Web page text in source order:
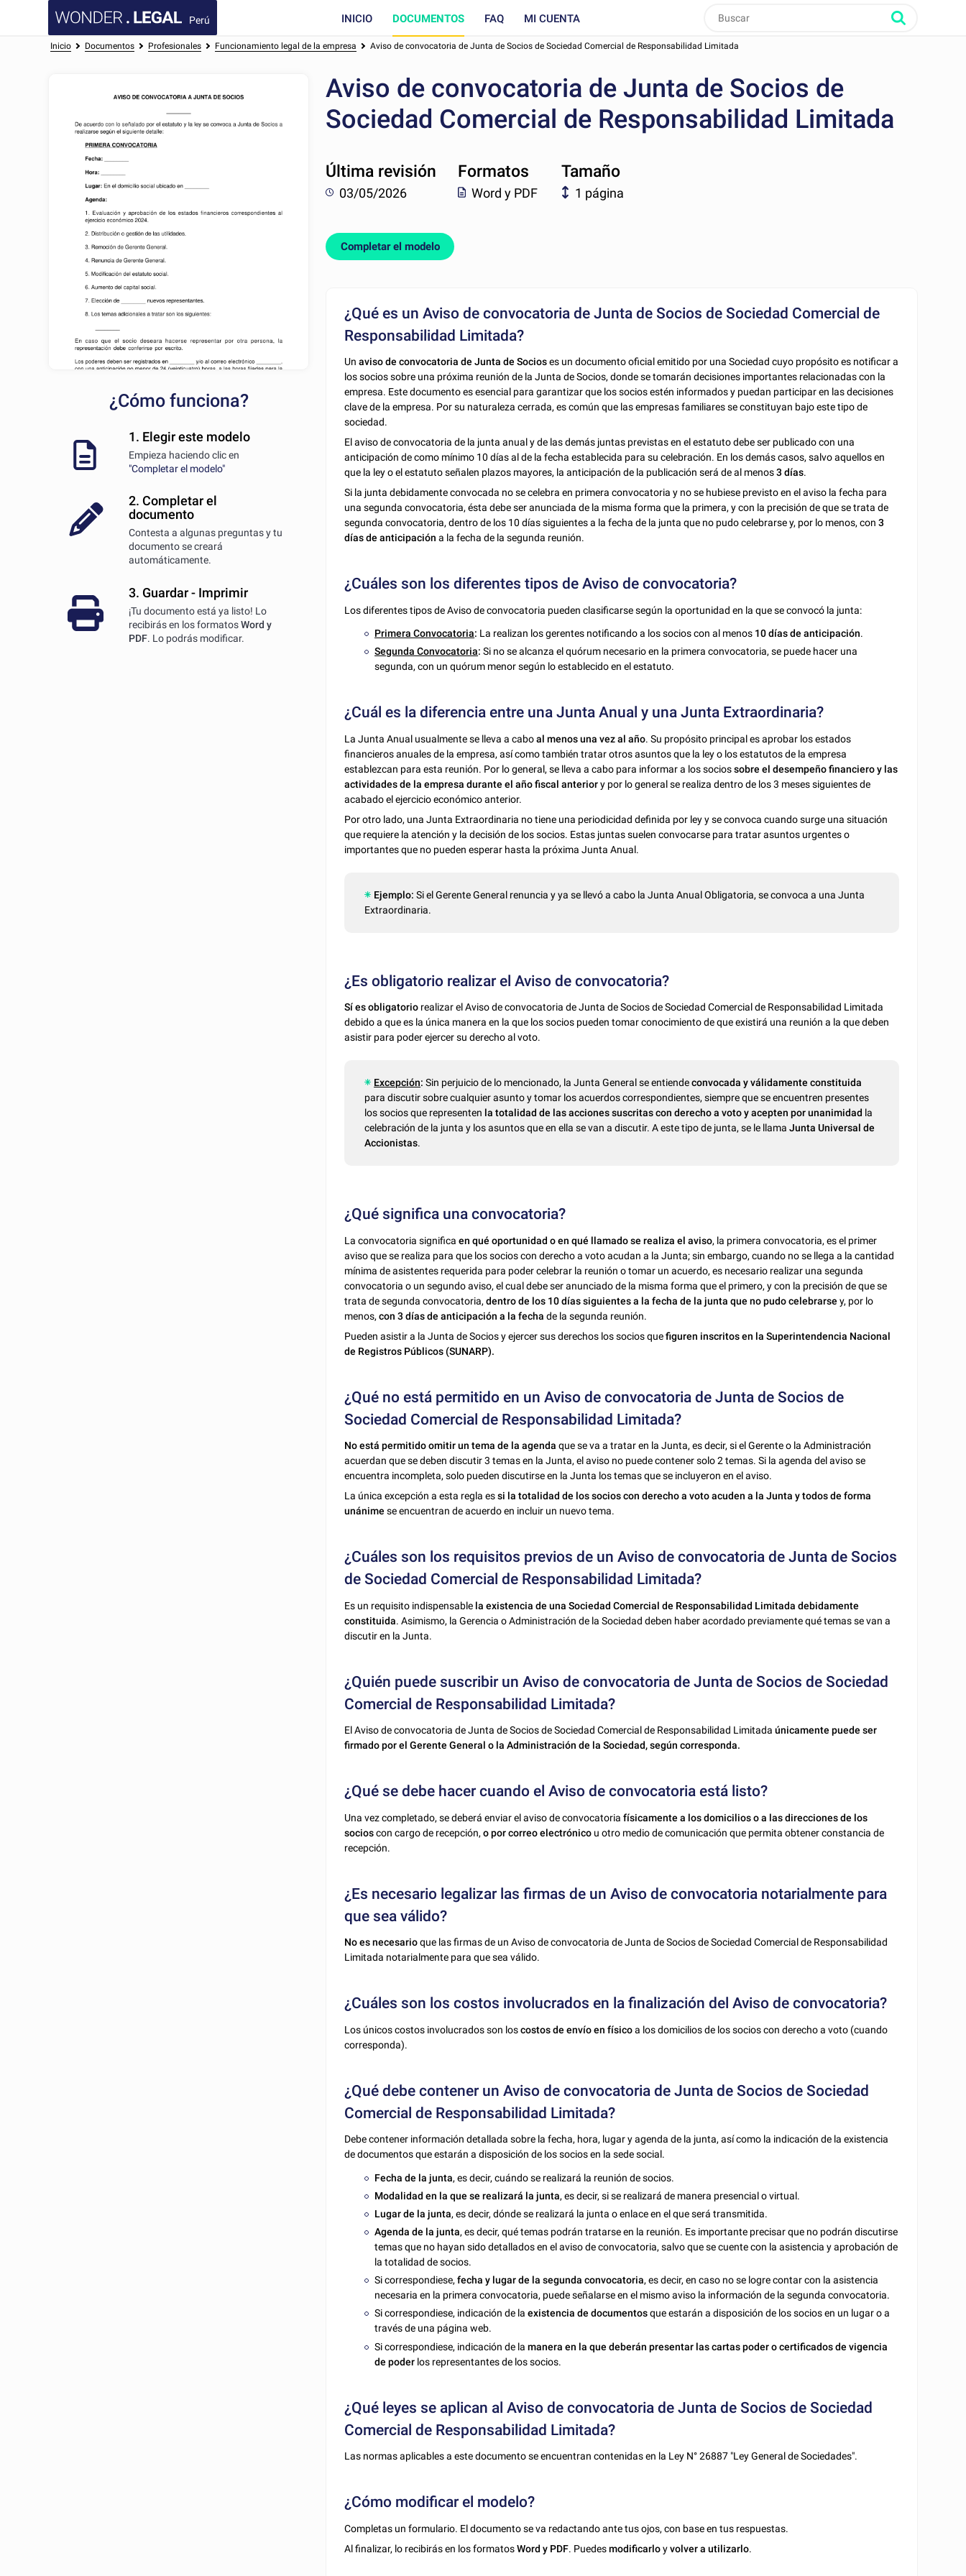
Perú INICIO DOCUMENTOS FAQ MI CUENTA
Inicio Documentos Profesionales Funcionamiento legal de la empresa Aviso de convocatoria de Junta de Socios de Sociedad Comercial de Responsabilidad Limitada
¿Cómo funciona?
1. Elegir este modelo
Empieza haciendo clic en
"Completar el modelo"
2. Completar el
documento
Contesta a algunas preguntas y tu
documento se creará
automáticamente.
3. Guardar - Imprimir
¡Tu documento está ya listo! Lo
recibirás en los formatosWord y
PDF. Lo podrás modificar.
Aviso de convocatoria de Junta de Socios de
Sociedad Comercial de Responsabilidad Limitada
Última revisión
03/05/2026
Formatos
Word y PDF
Tamaño
1 página
Completar el modelo
¿Qué es un Aviso de convocatoria de Junta de Socios de Sociedad Comercial de
Responsabilidad Limitada?
Un aviso de convocatoria de Junta de Socioses un documento oficial emitido por una Sociedad cuyo propósito es notificar a
los socios sobre una próxima reunión de la Junta de Socios, donde se tomarán decisiones importantes relacionadas con la
empresa. Este documento es esencial para garantizar que los socios estén informados y puedan participar en las decisiones
clave de la empresa. Por su naturaleza cerrada, es común que las empresas familiares se constituyan bajo este tipo de
sociedad.
El aviso de convocatoria de la junta anual y de las demás juntas previstas en el estatuto debe ser publicado con una
anticipación de como mínimo 10 días al de la fecha establecida para su celebración. En los demás casos, salvo aquellos en
que la ley o el estatuto señalen plazos mayores, la anticipación de la publicación será de al menos3 días.
Si la junta debidamente convocada no se celebra en primera convocatoria y no se hubiese previsto en el aviso la fecha para
una segunda convocatoria, ésta debe ser anunciada de la misma forma que la primera, y con la precisión de que se trata de
segunda convocatoria, dentro de los 10 días siguientes a la fecha de la junta que no pudo celebrarse y, por lo menos, con3
días de anticipación a la fecha de la segunda reunión.
¿Cuáles son los diferentes tipos de Aviso de convocatoria?
Los diferentes tipos de Aviso de convocatoria pueden clasificarse según la oportunidad en la que se convocó la junta:
Primera Convocatoria: La realizan los gerentes notificando a los socios con al menos 10 días de anticipación.
Segunda Convocatoria: Si no se alcanza el quórum necesario en la primera convocatoria, se puede hacer una
segunda, con un quórum menor según lo establecido en el estatuto.
¿Cuál es la diferencia entre una Junta Anual y una Junta Extraordinaria?
La Junta Anual usualmente se lleva a caboal menos una vez al año. Su propósito principal es aprobar los estados
financieros anuales de la empresa, así como también tratar otros asuntos que la ley o los estatutos de la empresa
establezcan para esta reunión. Por lo general, se lleva a cabo para informar a los sociossobre el desempeño financiero y las
actividades de la empresa durante el año fiscal anteriory por lo general se realiza dentro de los 3 meses siguientes de
acabado el ejercicio económico anterior.
Por otro lado, una Junta Extraordinaria no tiene una periodicidad definida por ley y se convoca cuando surge una situación
que requiere la atención y la decisión de los socios. Estas juntas suelen convocarse para tratar asuntos urgentes o
importantes que no pueden esperar hasta la próxima Junta Anual.
Ejemplo: Si el Gerente General renuncia y ya se llevó a cabo la Junta Anual Obligatoria, se convoca a una Junta
Extraordinaria.
¿Es obligatorio realizar el Aviso de convocatoria?
Sí es obligatorio realizar el Aviso de convocatoria de Junta de Socios de Sociedad Comercial de Responsabilidad Limitada
debido a que es la única manera en la que los socios pueden tomar conocimiento de que existirá una reunión a la que deben
asistir para poder ejercer su derecho al voto.
Excepción:Sin perjuicio de lo mencionado, la Junta General se entiendeconvocada y válidamente constituida
para discutir sobre cualquier asunto y tomar los acuerdos correspondientes, siempre que se encuentren presentes
los socios que representen la totalidad de las acciones suscritas con derecho a voto y acepten por unanimidad la
celebración de la junta y los asuntos que en ella se van a discutir. A este tipo de junta, se le llamaJunta Universal de
Accionistas.
¿Qué significa una convocatoria?
La convocatoria significaen qué oportunidad o en qué llamado se realiza el aviso, la primera convocatoria, es el primer
aviso que se realiza para que los socios con derecho a voto acudan a la Junta; sin embargo, cuando no se llega a la cantidad
mínima de asistentes requerida para poder celebrar la reunión o tomar un acuerdo, es necesario realizar una segunda
convocatoria o un segundo aviso, el cual debe ser anunciado de la misma forma que el primero, y con la precisión de que se
trata de segunda convocatoria,dentro de los 10 días siguientes a la fecha de la junta que no pudo celebrarse y, por lo
menos,con 3 días de anticipación a la fecha de la segunda reunión.
Pueden asistir a la Junta de Socios y ejercer sus derechos los socios quefiguren inscritos en la Superintendencia Nacional
de Registros Públicos (SUNARP).
¿Qué no está permitido en un Aviso de convocatoria de Junta de Socios de
Sociedad Comercial de Responsabilidad Limitada?
No está permitido omitir un tema de la agendaque se va a tratar en la Junta, es decir, si el Gerente o la Administración
acuerdan que se deben discutir 3 temas en la Junta, el aviso no puede contener solo 2 temas. Si la agenda del aviso se
encuentra incompleta, solo pueden discutirse en la Junta los temas que se incluyeron en el aviso.
La única excepción a esta regla essi la totalidad de los socios con derecho a voto acuden a la Junta y todos de forma
unánimese encuentran de acuerdo en incluir un nuevo tema.
¿Cuáles son los requisitos previos de un Aviso de convocatoria de Junta de Socios
de Sociedad Comercial de Responsabilidad Limitada?
Es un requisito indispensable la existencia de una Sociedad Comercial de Responsabilidad Limitada debidamente
constituida. Asimismo, la Gerencia o Administración de la Sociedad deben haber acordado previamente qué temas se van a
discutir en la Junta.
¿Quién puede suscribir un Aviso de convocatoria de Junta de Socios de Sociedad
Comercial de Responsabilidad Limitada?
El Aviso de convocatoria de Junta de Socios de Sociedad Comercial de Responsabilidad Limitadaúnicamente puede ser
firmado por el Gerente General o la Administración de la Sociedad, según corresponda.
¿Qué se debe hacer cuando el Aviso de convocatoria está listo?
Una vez completado, se deberá enviar el aviso de convocatoriafísicamente a los domicilios o a las direcciones de los
socioscon cargo de recepción,o por correo electrónico u otro medio de comunicación que permita obtener constancia de
recepción.
¿Es necesario legalizar las firmas de un Aviso de convocatoria notarialmente para
que sea válido?
No es necesarioque las firmas de un Aviso de convocatoria de Junta de Socios de Sociedad Comercial de Responsabilidad
Limitada notarialmente para que sea válido.
¿Cuáles son los costos involucrados en la finalización del Aviso de convocatoria?
Los únicos costos involucrados son loscostos de envío en físicoa los domicilios de los socios con derecho a voto (cuando
corresponda).
¿Qué debe contener un Aviso de convocatoria de Junta de Socios de Sociedad
Comercial de Responsabilidad Limitada?
Debe contener información detallada sobre la fecha, hora, lugar y agenda de la junta, así como la indicación de la existencia
de documentos que estarán a disposición de los socios en la sede social.
Fecha de la junta, es decir, cuándo se realizará la reunión de socios.
Modalidad en la que se realizará la junta, es decir, si se realizará de manera presencial o virtual.
Lugar de la junta, es decir, dónde se realizará la junta o enlace en el que será transmitida.
Agenda de la junta, es decir, qué temas podrán tratarse en la reunión. Es importante precisar que no podrán discutirse
temas que no hayan sido detallados en el aviso de convocatoria, salvo que se cuente con la asistencia y aprobación de
la totalidad de socios.
Si correspondiese,fecha y lugar de la segunda convocatoria, es decir, en caso no se logre contar con la asistencia
necesaria en la primera convocatoria, puede señalarse en el mismo aviso la información de la segunda convocatoria.
Si correspondiese, indicación de la existencia de documentosque estarán a disposición de los socios en un lugar o a
través de una página web.
Si correspondiese, indicación de lamanera en la que deberán presentar las cartas poder o certificados de vigencia
de poder los representantes de los socios.
¿Qué leyes se aplican al Aviso de convocatoria de Junta de Socios de Sociedad
Comercial de Responsabilidad Limitada?
Las normas aplicables a este documento se encuentran contenidas en la Ley N° 26887 "Ley General de Sociedades".
¿Cómo modificar el modelo?
Completas un formulario. El documento se va redactando ante tus ojos, con base en tus respuestas.
Al finalizar, lo recibirás en los formatosWord y PDF. Puedesmodificarloyvolver a utilizarlo.